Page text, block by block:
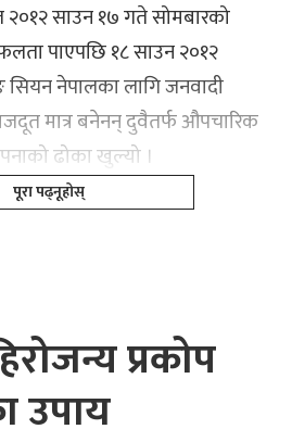
साउन १७ गते सोमबारको
पाएपछि १८ साउन २०१२
नेपालका लागि जनवादी
मात्र बनेनन् दुवैतर्फ औपचारिक
ढोका खुल्यो ।
पूरा पढ्नूहोस्
प्रकोप
उपाय